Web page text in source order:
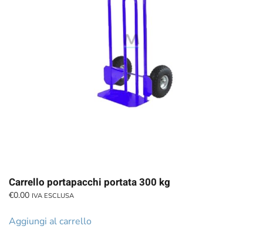
Carrello portapacchi portata 300 kg
€0.00 IVA ESCLUSA
Aggiungi al carrello